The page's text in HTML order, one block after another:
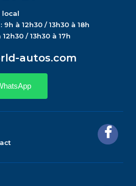
local
à 12h30 / 13h30 à 18h
/ 13h30 à 17h
autos.com